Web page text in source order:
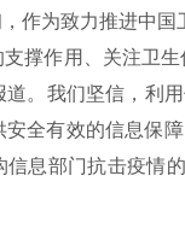
作为致力推进中
撑作用、关注卫
道。我们坚信，利
安全有效的信息保
信息部门抗击疫情的